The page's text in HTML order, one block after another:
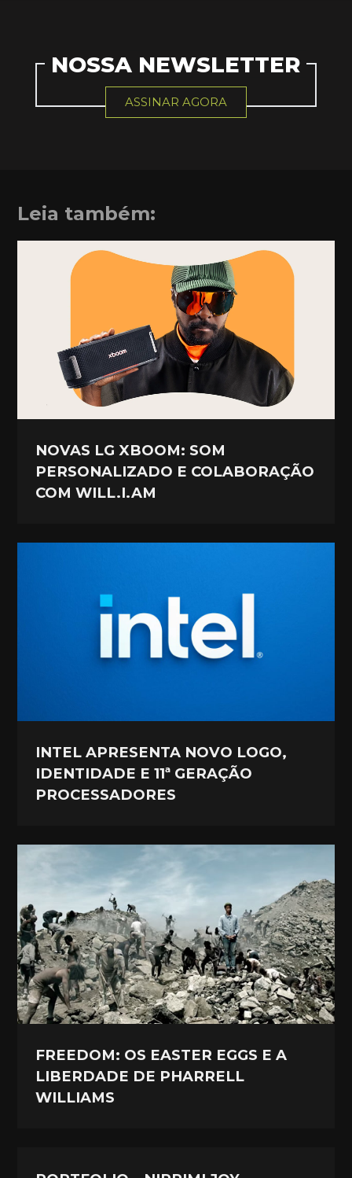
NOSSA NEWSLETTER
ASSINAR AGORA
Leia também:
NOVAS LG XBOOM: SOM
PERSONALIZADO E COLABORAÇÃO
COM WILL.I.AM
INTEL APRESENTA NOVO LOGO,
IDENTIDADE E 11ª GERAÇÃO
PROCESSADORES
FREEDOM: OS EASTER EGGS E A
LIBERDADE DE PHARRELL
WILLIAMS